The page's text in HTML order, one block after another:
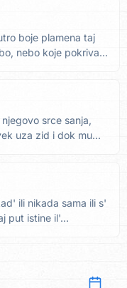
boje plamena taj
nebo koje pokriva...
srce sanja,
uza zid i dok mu...
ili nikada sama ili s'
put istine il'...